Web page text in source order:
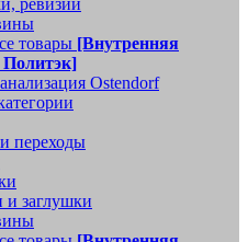
ревизии
товары [Внутренняя
Политэк]
Ostendorf
переходы
и заглушки